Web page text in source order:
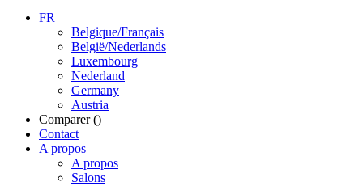
FR
Belgique/Français
België/Nederlands
Luxembourg
Nederland
Germany
Austria
Comparer ()
Contact
A propos
A propos
Salons